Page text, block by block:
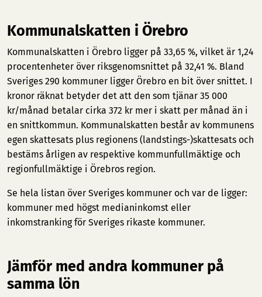
Kommunalskatten i Örebro
Kommunalskatten i Örebro ligger på 33,65 %, vilket är 1,24
procentenheter över riksgenomsnittet på 32,41 %. Bland
Sveriges 290 kommuner ligger Örebro en bit över snittet. I
kronor räknat betyder det att den som tjänar 35 000
kr/månad betalar cirka 372 kr mer i skatt per månad än i
en snittkommun. Kommunalskatten består av kommunens
egen skattesats plus regionens (landstings-)skattesats och
bestäms årligen av respektive kommunfullmäktige och
regionfullmäktige i Örebros region.
Se hela listan över Sveriges kommuner och var de ligger:
kommuner med högst medianinkomst eller
inkomstranking för Sveriges rikaste kommuner.
Jämför med andra kommuner på
samma lön